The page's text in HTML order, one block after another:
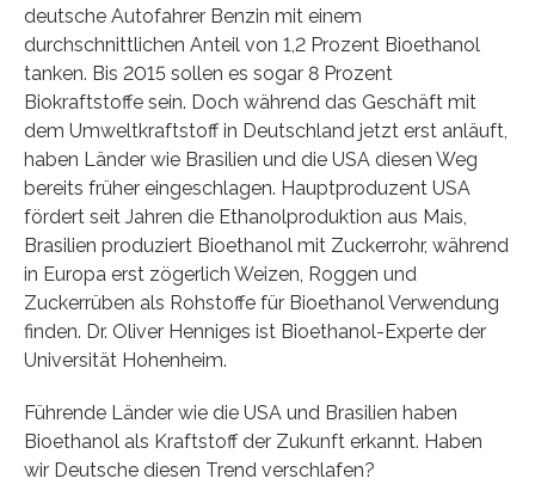
deutsche Autofahrer Benzin mit einem
durchschnittlichen Anteil von 1,2 Prozent Bioethanol
tanken. Bis 2015 sollen es sogar 8 Prozent
Biokraftstoffe sein. Doch während das Geschäft mit
dem Umweltkraftstoff in Deutschland jetzt erst anläuft,
haben Länder wie Brasilien und die USA diesen Weg
bereits früher eingeschlagen. Hauptproduzent USA
fördert seit Jahren die Ethanolproduktion aus Mais,
Brasilien produziert Bioethanol mit Zuckerrohr, während
in Europa erst zögerlich Weizen, Roggen und
Zuckerrüben als Rohstoffe für Bioethanol Verwendung
finden. Dr. Oliver Henniges ist Bioethanol-Experte der
Universität Hohenheim.
Führende Länder wie die USA und Brasilien haben
Bioethanol als Kraftstoff der Zukunft erkannt. Haben
wir Deutsche diesen Trend verschlafen?